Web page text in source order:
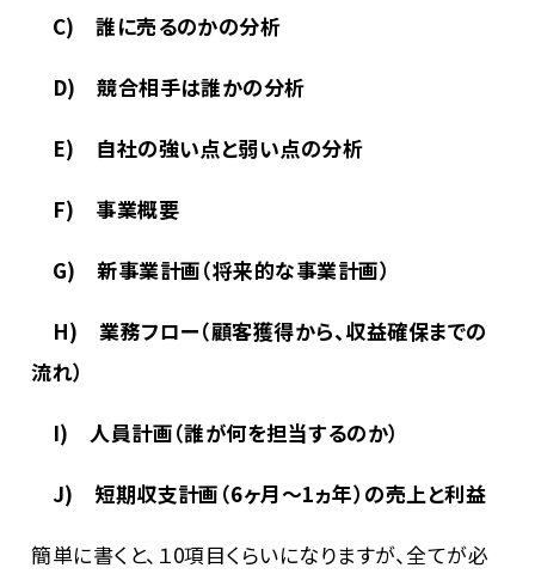
C) 誰に売るのかの分析
D) 競合相手は誰かの分析
E) 自社の強い点と弱い点の分析
F) 事業概要
G) 新事業計画（将来的な事業計画）
H) 業務フロー（顧客獲得から、収益確保までの
流れ）
I) 人員計画（誰が何を担当するのか）
J) 短期収支計画（6ヶ月～1ヵ年）の売上と利益
簡単に書くと、１0項目くらいになりますが、全てが必